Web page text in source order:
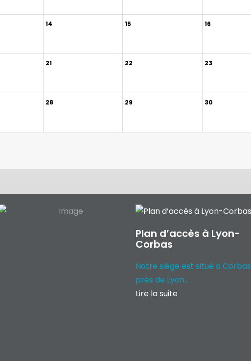
14 15 16
21 22 23
28 29 30
Plan d’accès à Lyon-
Corbas
Notre siège est situé à Corbas
près de Lyon...
Lire la suite